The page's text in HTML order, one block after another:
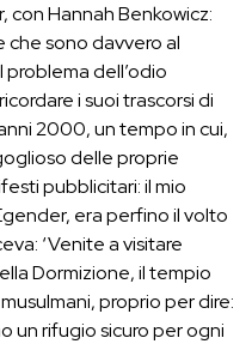
con Hannah Benkowicz:
che sono davvero al
dell’odio
i suoi trascorsi di
2000, un tempo in cui,
delle proprie
pubblicitari: il mio
era perfino il volto
‘Venite a visitare
Dormizione, il tempio
proprio per dire:
un rifugio sicuro per ogni